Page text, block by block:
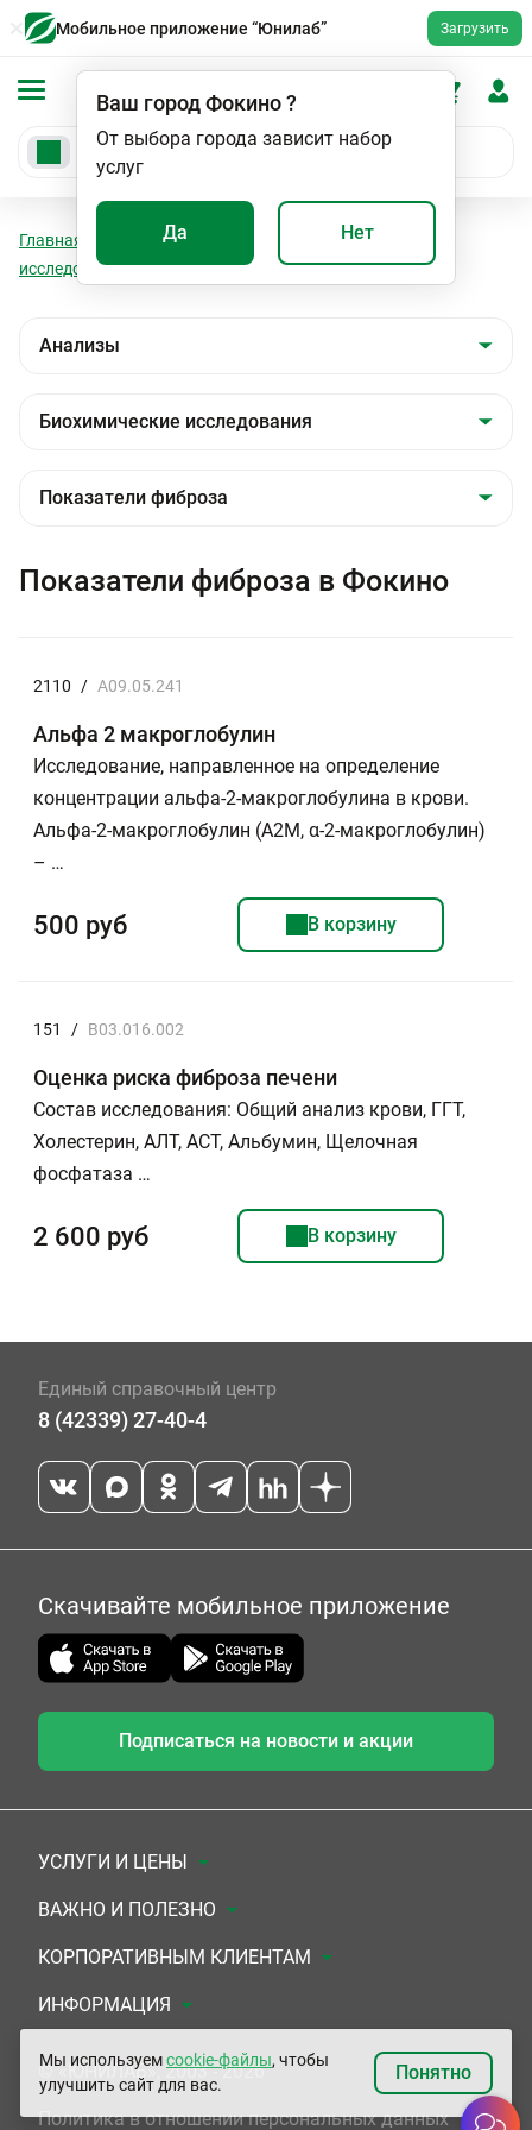
Мобильное приложение “Юнилаб” Загрузить
Ваш городФокино?
От выбора города зависит набор
услуг
Да Нет
Главная Анализы
Биохимические
исследования
Показатели фиброза
Показатели фиброза в Фокино
2110 / A09.05.241
Альфа 2 макроглобулин
Исследование, направленное на определение
концентрации альфа-2-макроглобулина в крови.
Альфа-2-макроглобулин (А2М, α-2-макроглобулин)
– …
500 руб В корзину
151 / B03.016.002
Оценка риска фиброза печени
Состав исследования: Общий анализ крови, ГГТ,
Холестерин, АЛТ, АСТ, Альбумин, Щелочная
фосфатаза …
2 600 руб В корзину
Единый справочный центр
8 (42339) 27-40-4
Скачивайте мобильное приложение
Подписаться на новости и акции
УСЛУГИ И ЦЕНЫ
Анализы
Комплексы
УЗИ
ЭКГ/Холтер/СМАД
Приемы врачей
ВАЖНО И ПОЛЕЗНО
Документы для заключения договора
Система скидок
Подарочные сертификаты
Сертификаты на комплексные программы
КОРПОРАТИВНЫМ КЛИЕНТАМ
Медицинским организациям
Прочим организациям
ИНФОРМАЦИЯ
О Компании
Контакты
© «ЮНИЛАБ», 2003 - 2026
Политика в отношении персональных данных
Мы используемcookie-файлы, чтобы
улучшить сайт для вас.
Понятно